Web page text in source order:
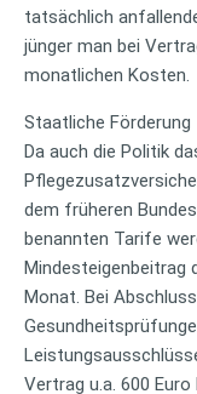
tatsächlich
jünger man bei
monatlichen Kosten.
Staatliche Förderung
Da auch die Politik
dem früheren
benannten Tarife
Mindesteigenbeitrag
Monat. Bei
Vertrag u.a. 600